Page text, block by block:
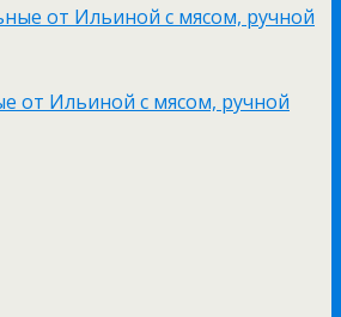
от Ильиной с мясом, ручной